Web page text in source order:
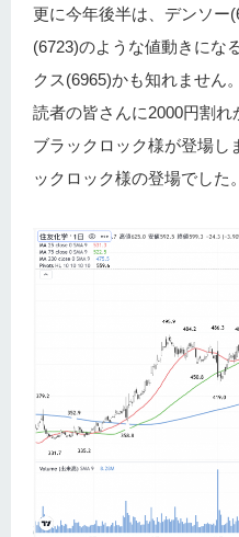
更に今年後半は、デンソー
(6723)のような値動きにな
クス(6965)かも知れませ
読者の皆さんに2000円割
ブラックロック様が登場し
ックロック様の登場でした。